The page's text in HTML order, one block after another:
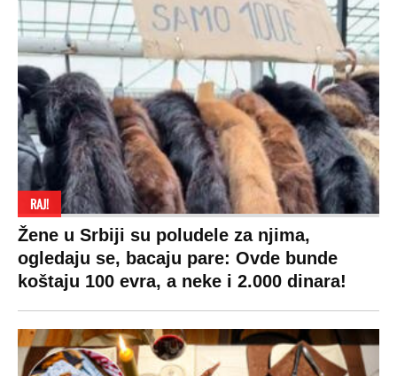
RAJ!
Žene u Srbiji su poludele za njima,
ogledaju se, bacaju pare: Ovde bunde
koštaju 100 evra, a neke i 2.000 dinara!